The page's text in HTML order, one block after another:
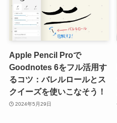
Apple Pencil Proで
Goodnotes 6をフル活用す
るコツ：バレルロールとス
クイーズを使いこなそう！
2024年5月29日